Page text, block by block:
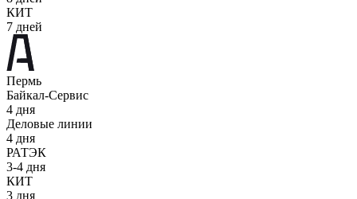
КИТ
7 дней
Пермь
Байкал-Сервис
4 дня
Деловые линии
4 дня
РАТЭК
3-4 дня
КИТ
3 дня